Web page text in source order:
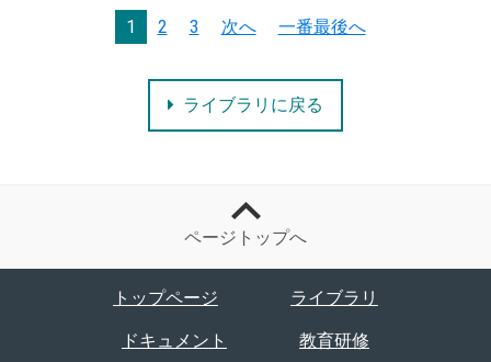
1 2 3 次へ 一番最後へ
ライブラリに戻る
ページトップへ
トップページ ライブラリ
ドキュメント 教育研修